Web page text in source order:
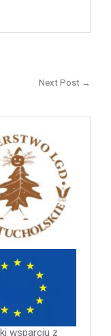
Next Post →
wsparciu z